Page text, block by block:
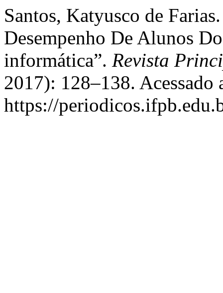
Santos, Katyusco de
Desempenho De Alunos
informática”. Revista
2017): 128–138. Acessado
https://